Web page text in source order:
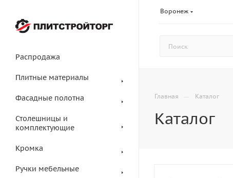
Воронеж
Распродажа
Плитные материалы
Фасадные полотна
Столешницы и
комплектующие
Кромка
Ручки мебельные
Главная — Каталог
Каталог